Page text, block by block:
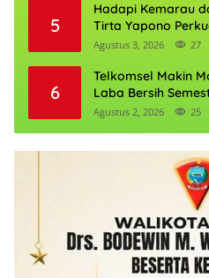
5
Hadapi Kemarau
Tirta Yapono
Agustus 3, 2026 27
6
Telkomsel Makin
Laba Bersih
Triliun
Agustus 2, 2026 25